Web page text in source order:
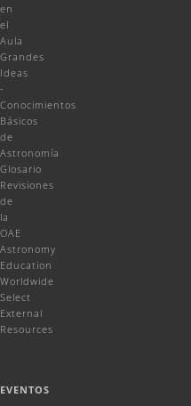
en
el
Aula
Grandes
Ideas
-
Conocimientos
Básicos
de
Astronomía
Glosario
Revisiones
de
la
OAE
Astronomy
Education
Worldwide
Select
External
Resources
EVENTOS